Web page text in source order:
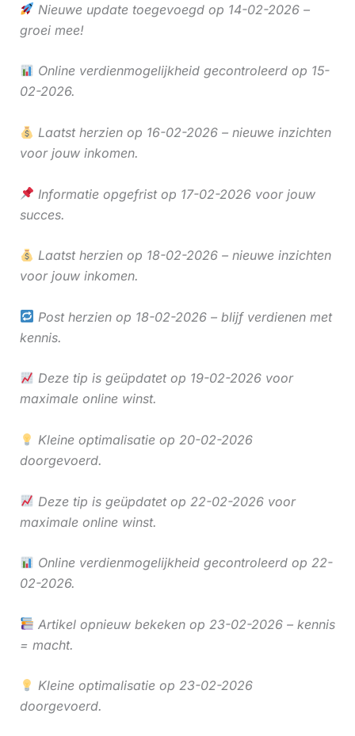
Nieuwe update toegevoegd op 14-02-2026 –
groei mee!
Online verdienmogelijkheid gecontroleerd op 15-
02-2026.
Laatst herzien op 16-02-2026 – nieuwe inzichten
voor jouw inkomen.
Informatie opgefrist op 17-02-2026 voor jouw
succes.
Laatst herzien op 18-02-2026 – nieuwe inzichten
voor jouw inkomen.
Post herzien op 18-02-2026 – blijf verdienen met
kennis.
Deze tip is geüpdatet op 19-02-2026 voor
maximale online winst.
Kleine optimalisatie op 20-02-2026
doorgevoerd.
Deze tip is geüpdatet op 22-02-2026 voor
maximale online winst.
Online verdienmogelijkheid gecontroleerd op 22-
02-2026.
Artikel opnieuw bekeken op 23-02-2026 – kennis
= macht.
Kleine optimalisatie op 23-02-2026
doorgevoerd.